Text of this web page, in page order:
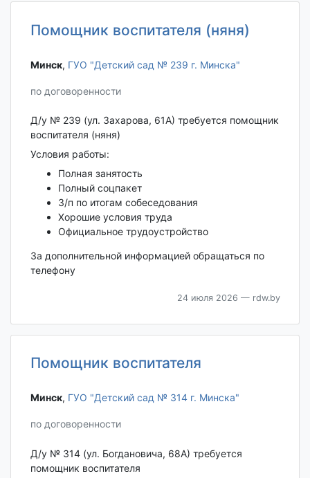
Помощник воспитателя (няня)
Минск‎, ГУО "Детский сад № 239 г. Минска"
по договоренности
Д/у № 239 (ул. Захарова, 61А) требуется помощник
воспитателя (няня)
Условия работы:
Полная занятость
Полный соцпакет
З/п по итогам собеседования
Хорошие условия труда
Официальное трудоустройство
За дополнительной информацией обращаться по
телефону
24 июля 2026 — rdw.by
Помощник воспитателя
Минск‎, ГУО "Детский сад № 314 г. Минска"
по договоренности
Д/у № 314 (ул. Богдановича, 68А) требуется
помощник воспитателя